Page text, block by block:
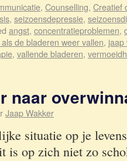
, Counselling, Creatief
, seizoensdepressie,
angst, concentratieproblemen,
de bladeren weer vallen, jaap
, vallende bladeren,
naar
Jaap Wakker
situatie op je
is op zich niet zo